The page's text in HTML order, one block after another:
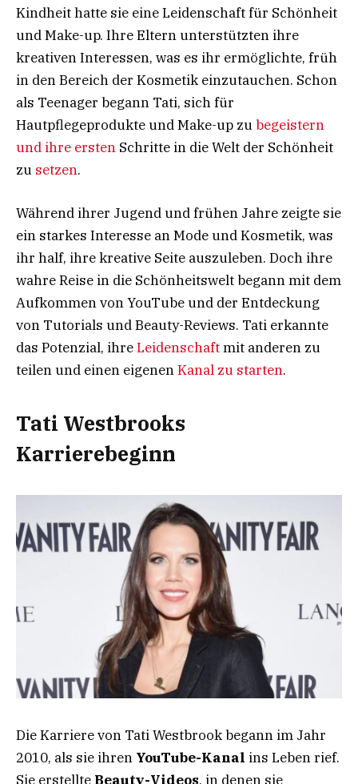
Kindheit hatte sie eine Leidenschaft für Schönheit
und Make-up. Ihre Eltern unterstützten ihre
kreativen Interessen, was es ihr ermöglichte, früh
in den Bereich der Kosmetik einzutauchen. Schon
als Teenager begann Tati, sich für
Hautpflegeprodukte und Make-up zubegeistern
und ihre ersten Schritte in die Welt der Schönheit
zu setzen.
Während ihrer Jugend und frühen Jahre zeigte sie
ein starkes Interesse an Mode und Kosmetik, was
ihr half, ihre kreative Seite auszuleben. Doch ihre
wahre Reise in die Schönheitswelt begann mit dem
Aufkommen von YouTube und der Entdeckung
von Tutorials und Beauty-Reviews. Tati erkannte
das Potenzial, ihreLeidenschaftmit anderen zu
teilen und einen eigenenKanal zu starten.
Tati Westbrooks
Karrierebeginn
Die Karriere von Tati Westbrook begann im Jahr
2010, als sie ihren YouTube-Kanal ins Leben rief.
Sie erstellte Beauty-Videos, in denen sie